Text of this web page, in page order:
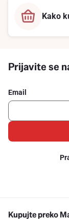
Kako
Prijavite se
Email
Kupujte preko